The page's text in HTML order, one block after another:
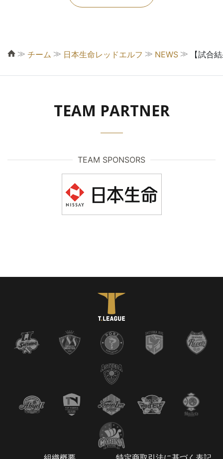
≫ チーム ≫ 日本生命レッドエルフ ≫ NEWS ≫ 【試合
TEAM PARTNER
TEAM SPONSORS